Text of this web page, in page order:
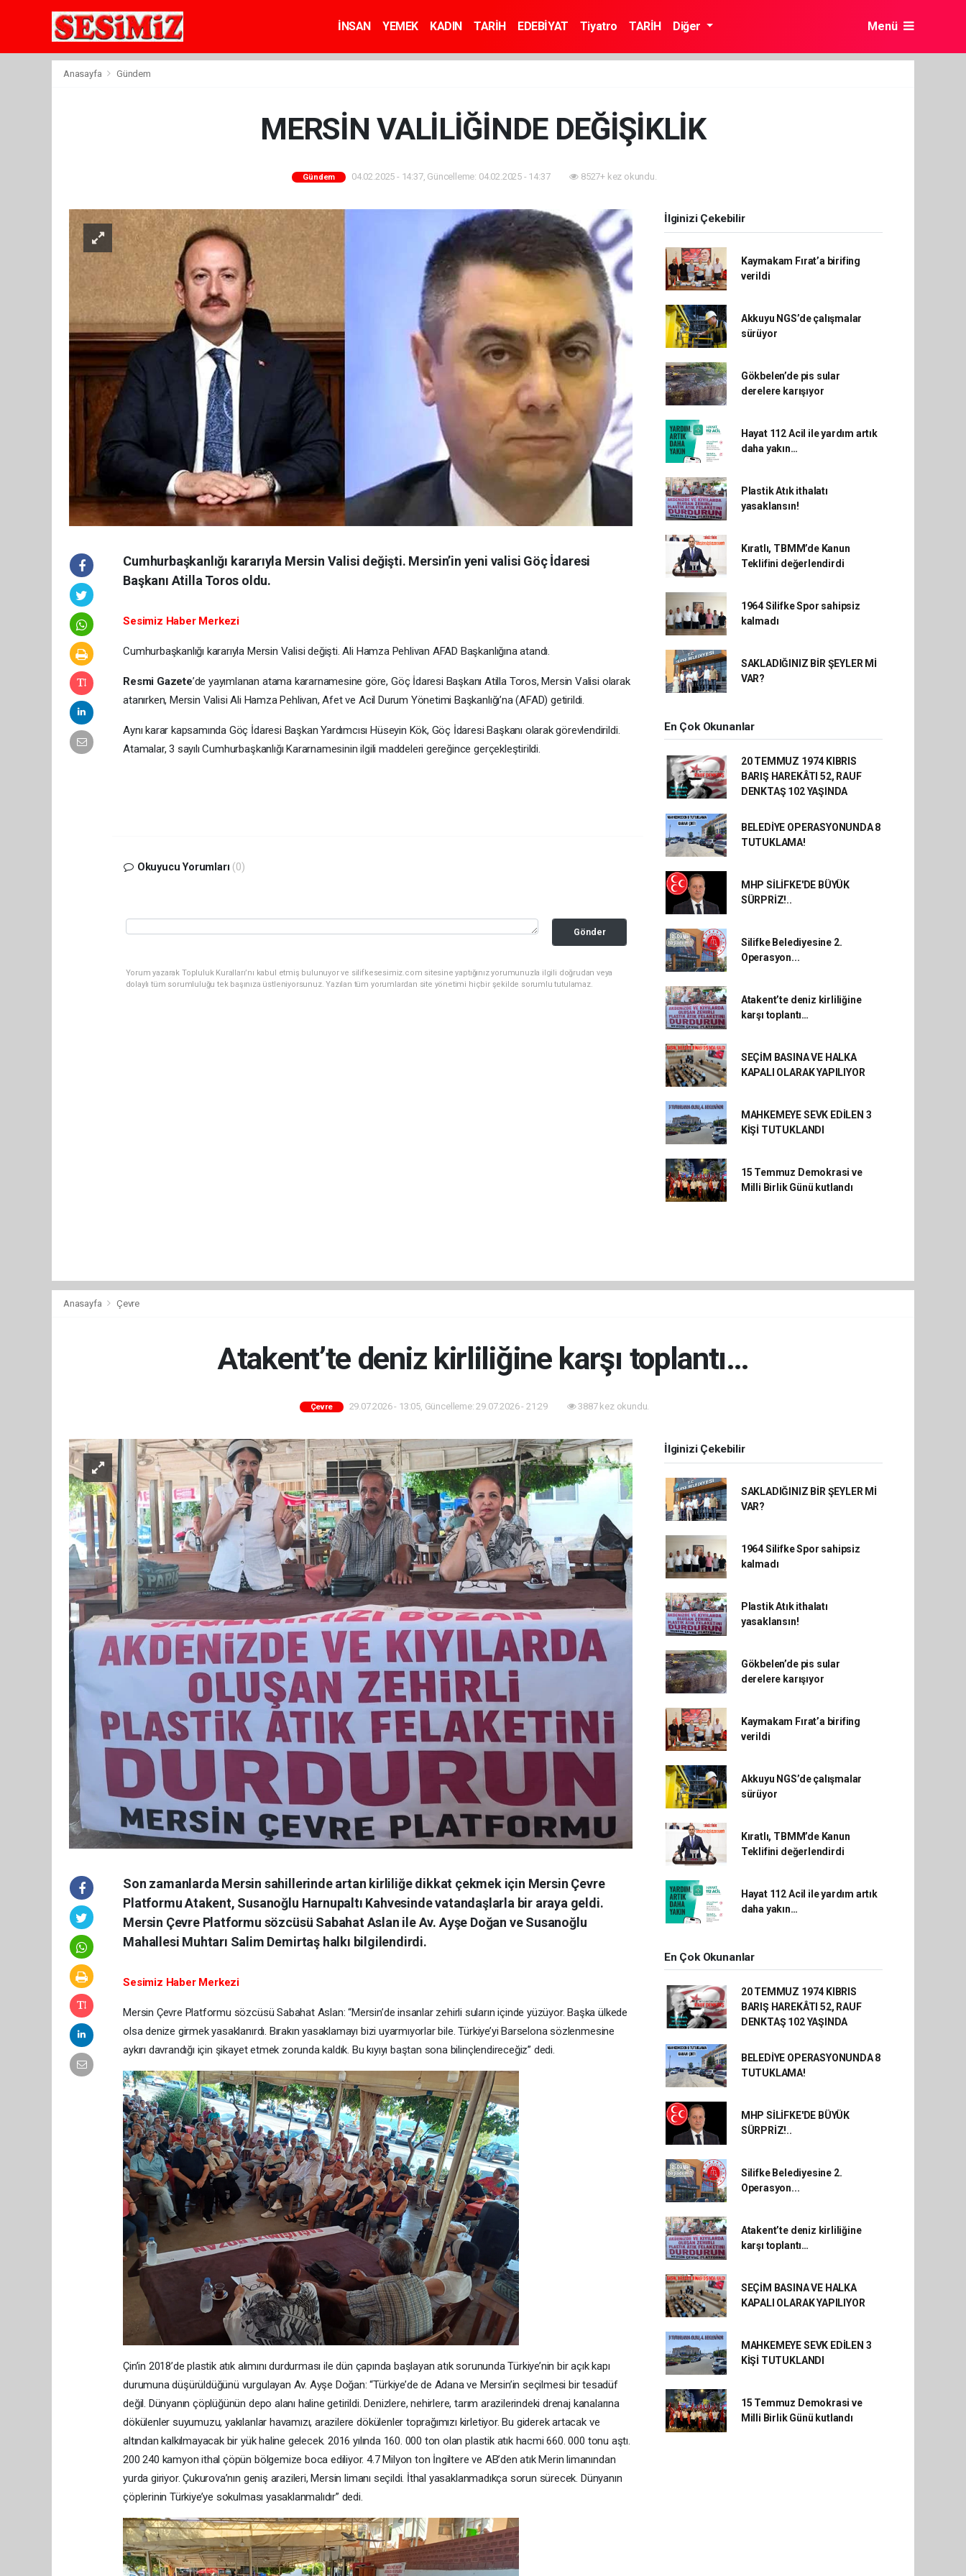
İNSAN YEMEK KADIN TARİH EDEBİYAT Tiyatro TARİH Diğer Menü
Anasayfa Gündem
MERSİN VALİLİĞİNDE DEĞİŞİKLİK
Gündem 04.02.2025 - 14:37, Güncelleme: 04.02.2025 - 14:37 8527+ kez okundu.
Cumhurbaşkanlığı kararıyla Mersin Valisi değişti. Mersin’in yeni valisi Göç İdaresi
Başkanı Atilla Toros oldu.
Sesimiz Haber Merkezi
Cumhurbaşkanlığı kararıyla Mersin Valisi değişti. Ali Hamza Pehlivan AFAD Başkanlığına atandı.
Resmi Gazete’de yayımlanan atama kararnamesine göre, Göç İdaresi Başkanı Atilla Toros, Mersin Valisi olarak
atanırken, Mersin Valisi Ali Hamza Pehlivan, Afet ve Acil Durum Yönetimi Başkanlığı’na (AFAD) getirildi.
Aynı karar kapsamında Göç İdaresi Başkan Yardımcısı Hüseyin Kök, Göç İdaresi Başkanı olarak görevlendirildi.
Atamalar, 3 sayılı Cumhurbaşkanlığı Kararnamesinin ilgili maddeleri gereğince gerçekleştirildi.
Okuyucu Yorumları (0)
Gönder
Yorum yazarak Topluluk Kuralları’nı kabul etmiş bulunuyor ve silifkesesimiz.com sitesine yaptığınız yorumunuzla ilgili doğrudan veya
dolaylı tüm sorumluluğu tek başınıza üstleniyorsunuz. Yazılan tüm yorumlardan site yönetimi hiçbir şekilde sorumlu tutulamaz.
İlginizi Çekebilir
Kaymakam Fırat’a birifing
verildi
Akkuyu NGS’de çalışmalar
sürüyor
Gökbelen’de pis sular
derelere karışıyor
Hayat 112 Acil ile yardım artık
daha yakın…
Plastik Atık ithalatı
yasaklansın!
Kıratlı, TBMM’de Kanun
Teklifini değerlendirdi
1964 Silifke Spor sahipsiz
kalmadı
SAKLADIĞINIZ BİR ŞEYLER Mİ
VAR?
En Çok Okunanlar
20 TEMMUZ 1974 KIBRIS
BARIŞ HAREKÂTI 52, RAUF
DENKTAŞ 102 YAŞINDA
BELEDİYE OPERASYONUNDA 8
TUTUKLAMA!
MHP SİLİFKE'DE BÜYÜK
SÜRPRİZ!..
Silifke Belediyesine 2.
Operasyon...
Atakent’te deniz kirliliğine
karşı toplantı…
SEÇİM BASINA VE HALKA
KAPALI OLARAK YAPILIYOR
MAHKEMEYE SEVK EDİLEN 3
KİŞİ TUTUKLANDI
15 Temmuz Demokrasi ve
Milli Birlik Günü kutlandı
Anasayfa Çevre
Atakent’te deniz kirliliğine karşı toplantı…
Çevre 29.07.2026 - 13:05, Güncelleme: 29.07.2026 - 21:29 3887 kez okundu.
Son zamanlarda Mersin sahillerinde artan kirliliğe dikkat çekmek için Mersin Çevre
Platformu Atakent, Susanoğlu Harnupaltı Kahvesinde vatandaşlarla bir araya geldi.
Mersin Çevre Platformu sözcüsü Sabahat Aslan ile Av. Ayşe Doğan ve Susanoğlu
Mahallesi Muhtarı Salim Demirtaş halkı bilgilendirdi.
Sesimiz Haber Merkezi
Mersin Çevre Platformu sözcüsü Sabahat Aslan: “Mersin’de insanlar zehirli suların içinde yüzüyor. Başka ülkede
olsa denize girmek yasaklanırdı. Bırakın yasaklamayı bizi uyarmıyorlar bile. Türkiye’yi Barselona sözlenmesine
aykırı davrandığı için şikayet etmek zorunda kaldık. Bu kıyıyı baştan sona bilinçlendireceğiz” dedi.
Çin’in 2018’de plastik atık alımını durdurması ile dün çapında başlayan atık sorununda Türkiye’nin bir açık kapı
durumuna düşürüldüğünü vurgulayan Av. Ayşe Doğan: “Türkiye’de de Adana ve Mersin’in seçilmesi bir tesadüf
değil. Dünyanın çöplüğünün depo alanı haline getirildi. Denizlere, nehirlere, tarım arazilerindeki drenaj kanalarına
dökülenler suyumuzu, yakılanlar havamızı, arazilere dökülenler toprağımızı kirletiyor. Bu giderek artacak ve
altından kalkılmayacak bir yük haline gelecek. 2016 yılında 160. 000 ton olan plastik atık hacmi 660. 000 tonu aştı.
200 240 kamyon ithal çöpün bölgemize boca ediliyor. 4.7 Milyon ton İngiltere ve AB’den atık Merin limanından
yurda giriyor. Çukurova’nın geniş arazileri, Mersin limanı seçildi. İthal yasaklanmadıkça sorun sürecek. Dünyanın
çöplerinin Türkiye’ye sokulması yasaklanmalıdır” dedi.
İlginizi Çekebilir
SAKLADIĞINIZ BİR ŞEYLER Mİ
VAR?
1964 Silifke Spor sahipsiz
kalmadı
Plastik Atık ithalatı
yasaklansın!
Gökbelen’de pis sular
derelere karışıyor
Kaymakam Fırat’a birifing
verildi
Akkuyu NGS’de çalışmalar
sürüyor
Kıratlı, TBMM’de Kanun
Teklifini değerlendirdi
Hayat 112 Acil ile yardım artık
daha yakın…
En Çok Okunanlar
20 TEMMUZ 1974 KIBRIS
BARIŞ HAREKÂTI 52, RAUF
DENKTAŞ 102 YAŞINDA
BELEDİYE OPERASYONUNDA 8
TUTUKLAMA!
MHP SİLİFKE'DE BÜYÜK
SÜRPRİZ!..
Silifke Belediyesine 2.
Operasyon...
Atakent’te deniz kirliliğine
karşı toplantı…
SEÇİM BASINA VE HALKA
KAPALI OLARAK YAPILIYOR
MAHKEMEYE SEVK EDİLEN 3
KİŞİ TUTUKLANDI
15 Temmuz Demokrasi ve
Milli Birlik Günü kutlandı